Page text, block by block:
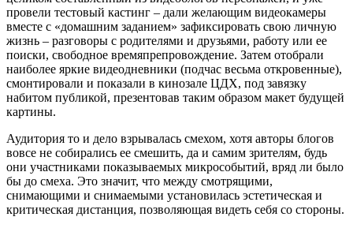
провели тестовый кастинг – дали желающим видеокамеры
вместе с «домашним заданием» зафиксировать свою личную
жизнь – разговоры с родителями и друзьями, работу или ее
поиски, свободное времяпрепровождение. Затем отобрали
наиболее яркие видеодневники (подчас весьма откровенные),
смонтировали и показали в кинозале ЦДХ, под завязку
набитом публикой, презентовав таким образом макет будущей
картины.
Аудитория то и дело взрывалась смехом, хотя авторы блогов
вовсе не собирались ее смешить, да и самим зрителям, будь
они участниками показываемых микрособытий, вряд ли было
бы до смеха. Это значит, что между смотрящими,
снимающими и снимаемыми установилась эстетическая и
критическая дистанция, позволяющая видеть себя со стороны.